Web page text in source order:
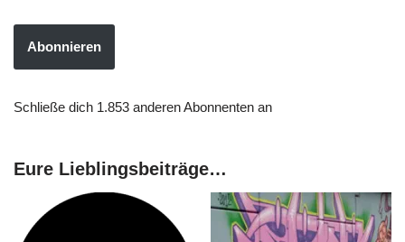
Abonnieren
Schließe dich 1.853 anderen Abonnenten an
Eure Lieblingsbeiträge…